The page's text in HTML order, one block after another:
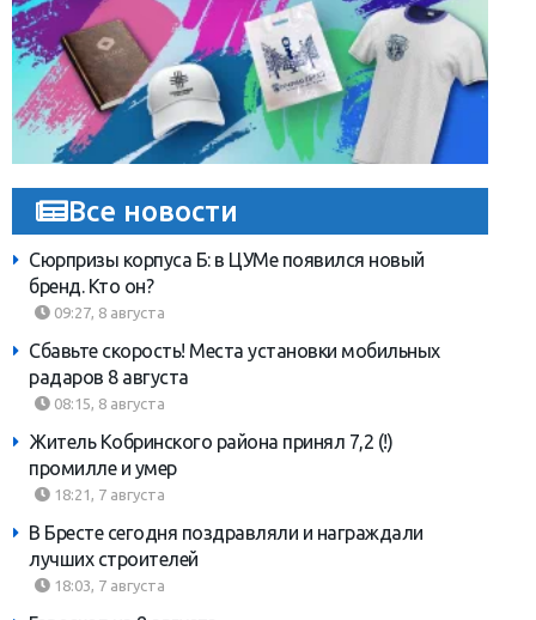
Все новости
Сюрпризы корпуса Б: в ЦУМе появился новый
бренд. Кто он?
09:27, 8 августа
Сбавьте скорость! Места установки мобильных
радаров 8 августа
08:15, 8 августа
Житель Кобринского района принял 7,2 (!)
промилле и умер
18:21, 7 августа
В Бресте сегодня поздравляли и награждали
лучших строителей
18:03, 7 августа